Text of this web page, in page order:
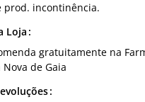
prod. incontinência.
Loja
gratuitamente na
de Gaia